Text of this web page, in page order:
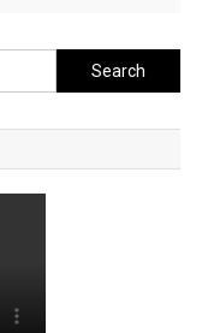
Search
for: